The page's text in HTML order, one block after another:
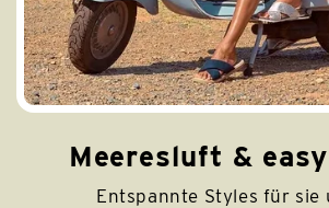
Meeresluft &
Entspannte Styles für sie